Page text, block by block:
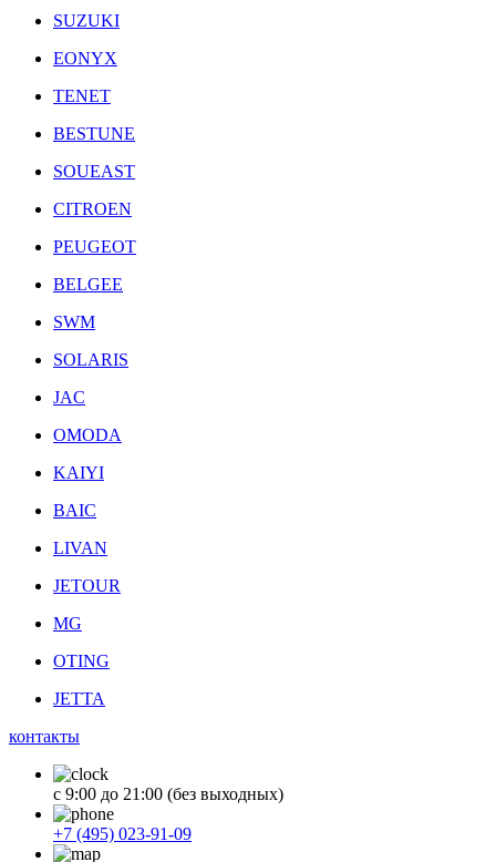
SUZUKI
EONYX
TENET
BESTUNE
SOUEAST
CITROEN
PEUGEOT
BELGEE
SWM
SOLARIS
JAC
OMODA
KAIYI
BAIC
LIVAN
JETOUR
MG
OTING
JETTA
контакты
с 9:00 до 21:00 (без выходных)
+7 (495) 023-91-09